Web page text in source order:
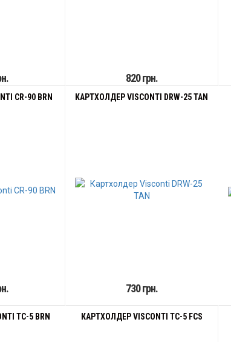
820 грн.
CR-90 BRN КАРТХОЛДЕР VISCONTI DRW-25 TAN
730 грн.
TC-5 BRN КАРТХОЛДЕР VISCONTI TC-5 FCS